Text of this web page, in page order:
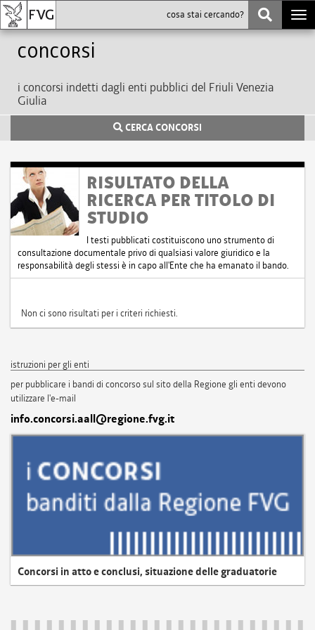
Concorsi
i concorsi indetti dagli enti pubblici del Friuli Venezia
Giulia
CERCA CONCORSI
RISULTATO DELLA
RICERCA PER TITOLO DI
STUDIO
I testi pubblicati costituiscono uno strumento di
consultazione documentale privo di qualsiasi valore giuridico e la
responsabilità degli stessi è in capo all'Ente che ha emanato il bando.
Non ci sono risultati per i criteri richiesti.
istruzioni per gli enti
per pubblicare i bandi di concorso sul sito della Regione gli enti devono
utilizzare l'e-mail
info.concorsi.aall@regione.fvg.it
Concorsi in atto e conclusi, situazione delle graduatorie